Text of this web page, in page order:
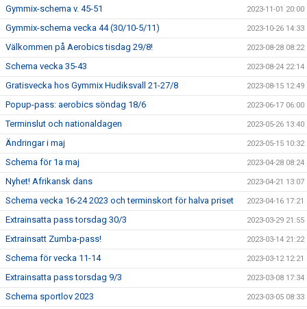
Gymmix-schema v. 45-51 2023-11-01 20:00
Gymmix-schema vecka 44 (30/10-5/11) 2023-10-26 14:33
Välkommen på Aerobics tisdag 29/8! 2023-08-28 08:22
Schema vecka 35-43 2023-08-24 22:14
Gratisvecka hos Gymmix Hudiksvall 21-27/8 2023-08-15 12:49
Popup-pass: aerobics söndag 18/6 2023-06-17 06:00
Terminslut och nationaldagen 2023-05-26 13:40
Ändringar i maj 2023-05-15 10:32
Schema för 1a maj 2023-04-28 08:24
Nyhet! Afrikansk dans 2023-04-21 13:07
Schema vecka 16-24 2023 och terminskort för halva priset 2023-04-16 17:21
Extrainsatta pass torsdag 30/3 2023-03-29 21:55
Extrainsatt Zumba-pass! 2023-03-14 21:22
Schema för vecka 11-14 2023-03-12 12:21
Extrainsatta pass torsdag 9/3 2023-03-08 17:34
Schema sportlov 2023 2023-03-05 08:33